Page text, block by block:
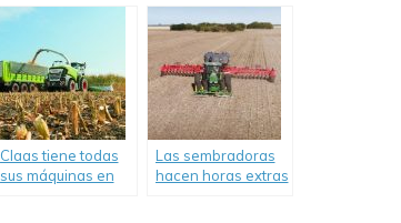
a la campaña de
rejas Primera DMC.
Claas tiene todas
sus máquinas en
Las sembradoras
hacen horas extras